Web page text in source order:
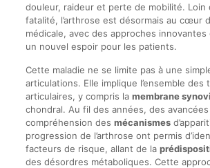
douleur, raideur et perte de mobilité. Loin
fatalité, l’arthrose est désormais au cœur
médicale, avec des approches
un nouvel espoir pour les patients.
Cette maladie ne se limite pas à une
articulations. Elle implique l’ensemble des
articulaires, y compris la membrane
chondral. Au fil des années, des
compréhension des mécanismes
progression de l’arthrose ont permis
facteurs de risque, allant de la
des désordres métaboliques. Cette